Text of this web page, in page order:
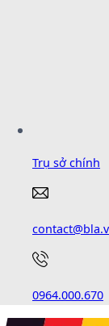
Trụ sở chính
0964.000.670